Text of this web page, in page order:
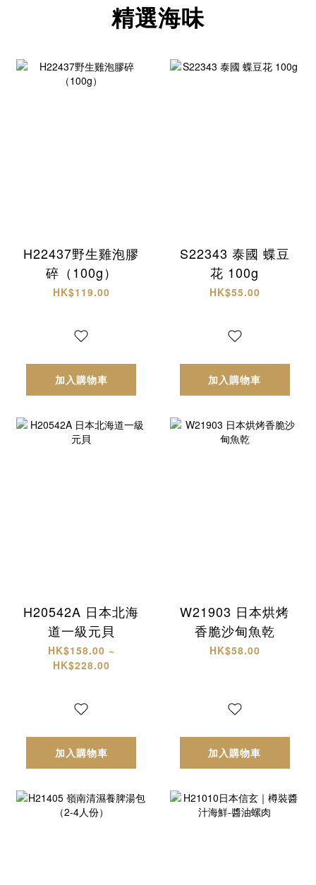
精選海味
H22437野生雞泡膠
碎（100g）
HK$119.00
加入購物車
S22343 泰國 蝶豆
花 100g
HK$55.00
加入購物車
H20542A 日本北海
道一級元貝
HK$158.00 ~
HK$228.00
加入購物車
W21903 日本烘烤
香脆沙甸魚乾
HK$58.00
加入購物車